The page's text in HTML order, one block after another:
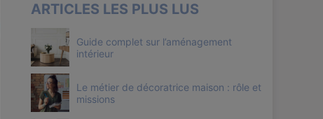
ARTICLES LES PLUS LUS
Guide complet sur l’aménagement
intérieur
Le métier de décoratrice maison : rôle et
missions